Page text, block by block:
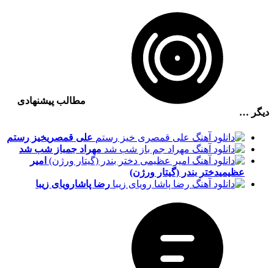
مطالب پیشنهادی
دیگر …
علی قمصریخیز رستم
مهراد جمباز شب شد
امیر
عظیمیدختر بندر (گیتار ورژن)
رضا پاشارویای زیبا